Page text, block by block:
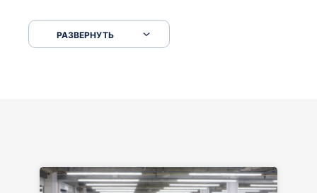
серпантинах по пути следования.
РАЗВЕРНУТЬ